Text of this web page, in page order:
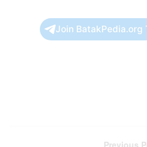
Join BatakPedia.org